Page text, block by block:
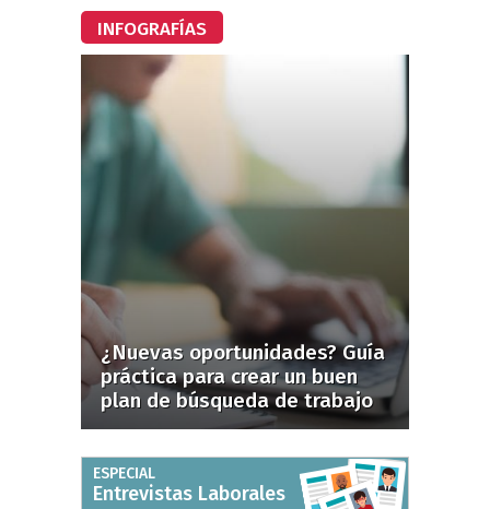
INFOGRAFÍAS
¿Nuevas oportunidades? Guía
práctica para crear un buen
plan de búsqueda de trabajo
ESPECIAL
Entrevistas Laborales